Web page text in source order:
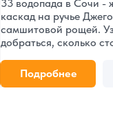
33 водопада в Сочи -
каскад на ручье
самшитовой рощей.
добраться, сколько
ехать.Подробнее